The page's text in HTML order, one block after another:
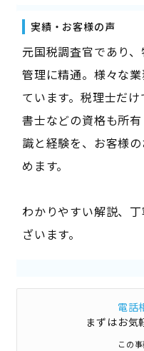
実績・お客様の声
元国税調査官であり
管理に精通。様々な
ています。税理士だ
書士などの資格も所
識と経験を、お客様
めます。
わかりやすい解説、
ざいます。
電話
まずはお気
この